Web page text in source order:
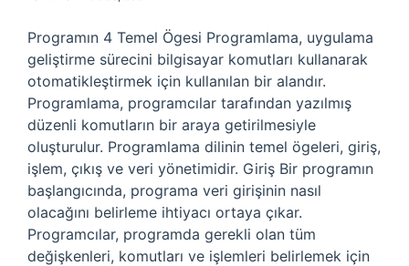
Programın 4 Temel Ögesi Programlama, uygulama
geliştirme sürecini bilgisayar komutları kullanarak
otomatikleştirmek için kullanılan bir alandır.
Programlama, programcılar tarafından yazılmış
düzenli komutların bir araya getirilmesiyle
oluşturulur. Programlama dilinin temel ögeleri, giriş,
işlem, çıkış ve veri yönetimidir. Giriş Bir programın
başlangıcında, programa veri girişinin nasıl
olacağını belirleme ihtiyacı ortaya çıkar.
Programcılar, programda gerekli olan tüm
değişkenleri, komutları ve işlemleri belirlemek için